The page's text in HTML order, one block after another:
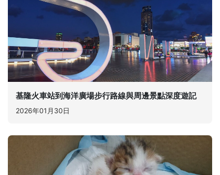
基隆火車站到海洋廣場步行路線與周邊景點深度遊記
2026年01月30日